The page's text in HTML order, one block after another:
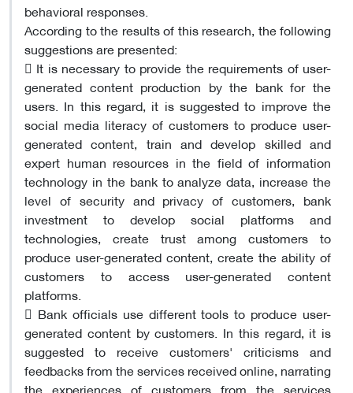
behavioral responses.
According to the results of this research, the following
suggestions are presented:
 It is necessary to provide the requirements of user-
generated content production by the bank for the
users. In this regard, it is suggested to improve the
social media literacy of customers to produce user-
generated content, train and develop skilled and
expert human resources in the field of information
technology in the bank to analyze data, increase the
level of security and privacy of customers, bank
investment to develop social platforms and
technologies, create trust among customers to
produce user-generated content, create the ability of
customers to access user-generated content
platforms.
 Bank officials use different tools to produce user-
generated content by customers. In this regard, it is
suggested to receive customers' criticisms and
feedbacks from the services received online, narrating
the experiences of customers from the services